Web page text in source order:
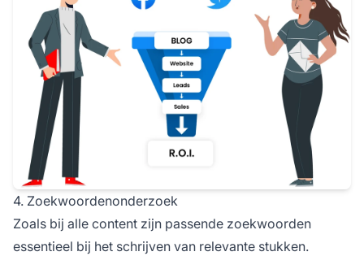
4. Zoekwoordenonderzoek
Zoals bij alle content zijn passende zoekwoorden
essentieel bij het schrijven van relevante stukken.